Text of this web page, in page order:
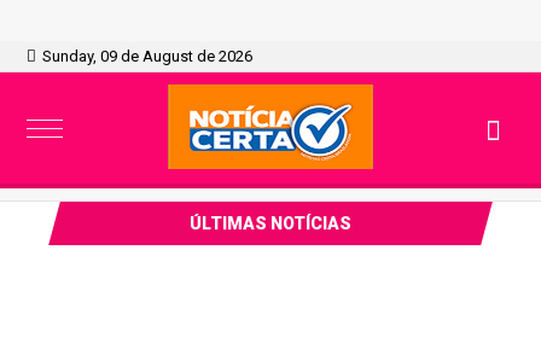
Sunday, 09 de August de 2026
ÚLTIMAS NOTÍCIAS